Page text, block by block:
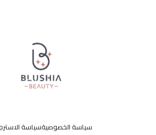
سياسة الخصوصيةسياسة